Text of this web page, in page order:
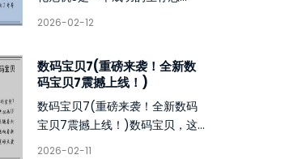
2026-02-12
数码宝贝7(重磅来袭！全新数
码宝贝7震撼上线！)
数码宝贝7(重磅来袭！全新数码
宝贝7震撼上线！)数码宝贝，这...
2026-02-11